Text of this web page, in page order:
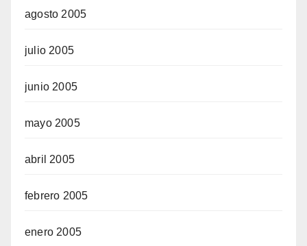
agosto 2005
julio 2005
junio 2005
mayo 2005
abril 2005
febrero 2005
enero 2005